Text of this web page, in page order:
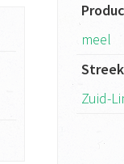
meel
Streek
Zuid-